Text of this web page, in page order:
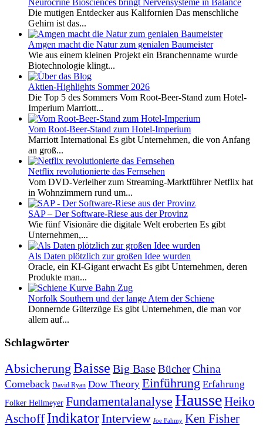
Die mutigen Entdecker aus Kalifornien Das menschliche
Gehirn ist das...
Amgen macht die Natur zum genialen Baumeister
Wie aus einem kleinen Projekt ein Branchenname wurde
Biotechnologie klingt...
Aktien-Highlights Sommer 2026
Die Top 5 des Sommers Vom Root-Beer-Stand zum Hotel-
Imperium Marriott...
Vom Root-Beer-Stand zum Hotel-Imperium
Marriott International Es gibt Unternehmen, die von Anfang
an groß...
Netflix revolutionierte das Fernsehen
Vom DVD-Verleiher zum Streaming-Marktführer Netflix hat
in Wohnzimmern rund um...
SAP – Der Software-Riese aus der Provinz
Wie fünf Visionäre die digitale Welt eroberten Es gibt
Unternehmen,...
Als Daten plötzlich zur großen Idee wurden
Oracle, ein KI-Gigant erwacht Es gibt Unternehmen, deren
Produkte man...
Norfolk Southern und der lange Atem der Schiene
Donnernde Güterzüge Es gibt Unternehmen, die man vor
allem auf...
Schlagwörter
Absicherung Baisse Big BaseBücherChina
Comeback David Ryan Dow Theory Einführung Erfahrung
Folker Hellmeyer Fundamentalanalyse HausseHeiko
Aschoff IndikatorInterview Joe Fahmy Ken Fisher